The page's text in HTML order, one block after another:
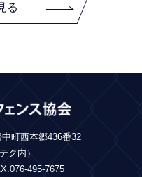
る
町西本郷436番32
ク内）
495-7675